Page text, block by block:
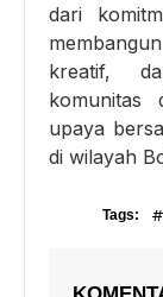
dari
kreatif,
komunitas
upaya
di wilayah
Tags: